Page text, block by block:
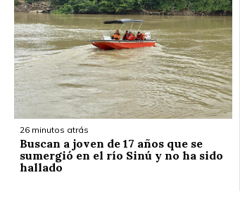
26 minutos atrás
Buscan a joven de 17 años que se
sumergió en el río Sinú y no ha sido
hallado